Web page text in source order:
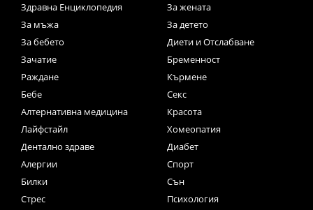
Здравна Енциклопедия
За жената
За мъжа
За детето
За бебето
Диети и Отслабване
Зачатие
Бременност
Раждане
Кърмене
Бебе
Секс
Алтернативна медицина
Красота
Лайфстайл
Хомеопатия
Дентално здраве
Диабет
Алергии
Спорт
Билки
Сън
Стрес
Психология